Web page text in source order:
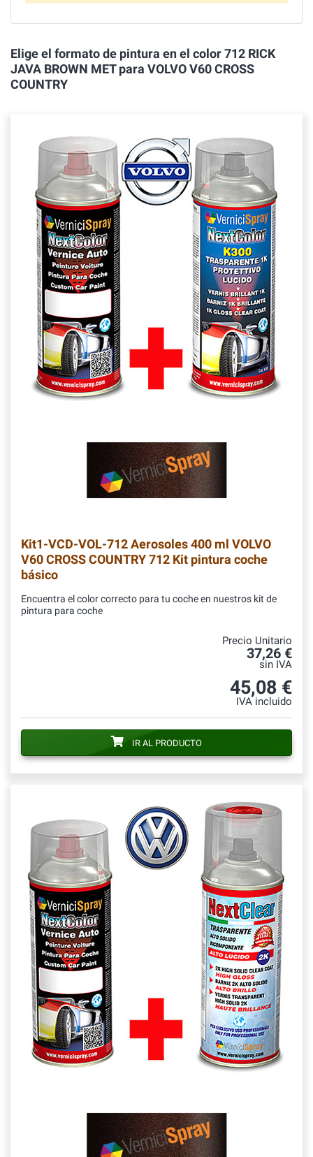
Elige el formato de pintura en el color 712 RICK
JAVA BROWN MET para VOLVO V60 CROSS
COUNTRY
Kit1-VCD-VOL-712Aerosoles 400 ml VOLVO
V60 CROSS COUNTRY 712 Kit pintura coche
básico
Encuentra el color correcto para tu coche en nuestros kit de
pintura para coche
Precio Unitario
37,26 €
sin IVA
45,08 €
IVA incluido
IR AL PRODUCTO